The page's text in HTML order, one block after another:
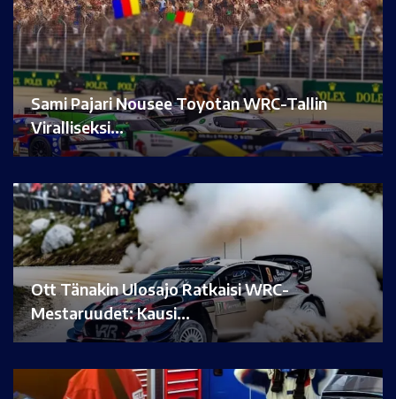
Sami Pajari Nousee Toyotan WRC-Tallin
Viralliseksi…
Ott Tänakin Ulosajo Ratkaisi WRC-
Mestaruudet: Kausi…